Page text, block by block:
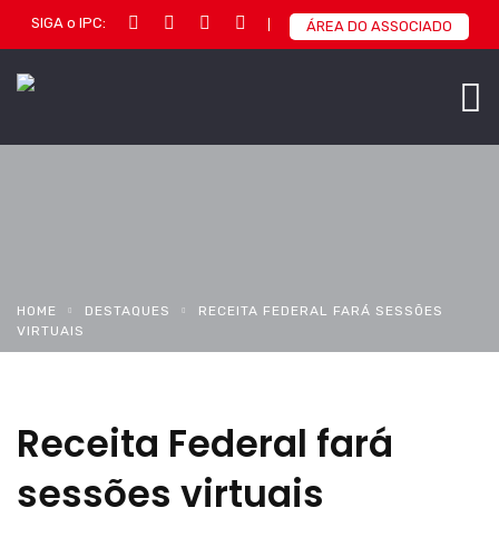
SIGA o IPC: ÁREA DO ASSOCIADO
HOME DESTAQUES
RECEITA FEDERAL FARÁ SESSÕES
VIRTUAIS
Receita Federal fará
sessões virtuais